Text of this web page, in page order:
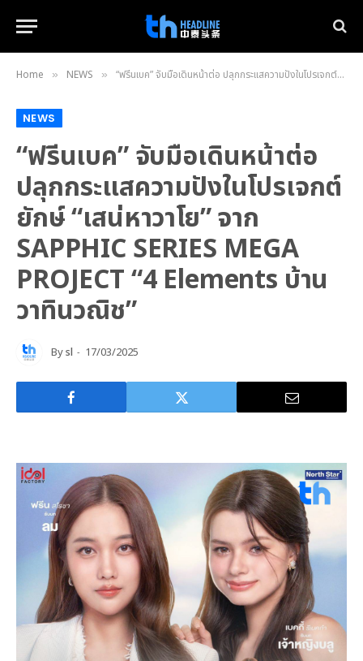
Home » NEWS » “ฟรีนเบค” จับมือเดินหน้าต่อ ปลุกกระแสความปังในโปรเจกต์ยักษ์ “เสน่หาวาโย” จาก SAPPHIC SERIES MEGA PROJECT “4 Elements บ้านวาทินวณิช”
NEWS
“ฟรีนเบค” จับมือเดินหน้าต่อ
ปลุกกระแสความปังในโปรเจกต์
ยักษ์ “เสน่หาวาโย” จาก
SAPPHIC SERIES MEGA
PROJECT “4 Elements บ้าน
วาทินวณิช”
Bysl 17/03/2025